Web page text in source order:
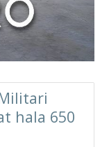
Militari
hala 650